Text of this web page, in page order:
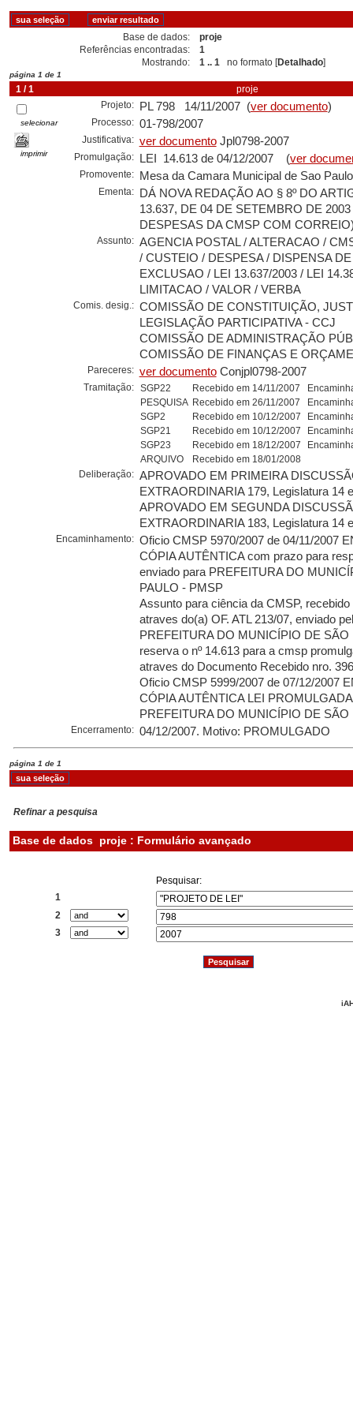
Base de dados:
proje
Referências encontradas:
1
Mostrando:
1 .. 1 no formato [Detalhado]
página 1 de 1
1 / 1 proje
selecionar
imprimir
Projeto: PL 798 14/11/2007 (ver documento)
Processo: 01-798/2007
Justificativa: ver documentoJpl0798-2007
Promulgação: LEI 14.613 de 04/12/2007 (ver
Promovente: Mesa da Camara Municipal de Sao Paulo
Ementa:
DÁ NOVA REDAÇÃO AO § 8º DO
13.637, DE 04 DE SETEMBRO DE 2003
DESPESAS DA CMSP COM
Assunto: AGENCIA POSTAL / ALTERACAO /
/ CUSTEIO / DESPESA / DISPENSA
EXCLUSAO / LEI 13.637/2003 / LEI
LIMITACAO / VALOR / VERBA
Comis. desig.: COMISSÃO DE CONSTITUIÇÃO,
LEGISLAÇÃO PARTICIPATIVA - CCJ
COMISSÃO DE ADMINISTRAÇÃO
COMISSÃO DE FINANÇAS E
Pareceres: ver documentoConjpl0798-2007
Tramitação: SGP22 Recebido em 14/11/2007
PESQUISA Recebido em 26/11/2007
SGP2
Recebido em 10/12/2007
SGP21
Recebido em 10/12/2007
SGP23
Recebido em 18/12/2007
ARQUIVO
Recebido em 18/01/2008
Deliberação: APROVADO EM PRIMEIRA
EXTRAORDINARIA 179, Legislatura 14
APROVADO EM SEGUNDA
EXTRAORDINARIA 183, Legislatura 14
Encaminhamento: Oficio CMSP 5970/2007 de 04/11/2007
CÓPIA AUTÊNTICA com prazo para
enviado para PREFEITURA DO
PAULO - PMSP
Assunto para ciência da CMSP,
atraves do(a) OF. ATL 213/07, enviado
PREFEITURA DO MUNICÍPIO DE SÃO
reserva o nº 14.613 para a cmsp
atraves do Documento Recebido nro.
Oficio CMSP 5999/2007 de 07/12/2007
CÓPIA AUTÊNTICA LEI
PREFEITURA DO MUNICÍPIO DE SÃO
Encerramento: 04/12/2007. Motivo: PROMULGADO
página 1 de 1
Refinar a pesquisa
Base de dados proje : Formulário avançado
Pesquisar:
1
2
3